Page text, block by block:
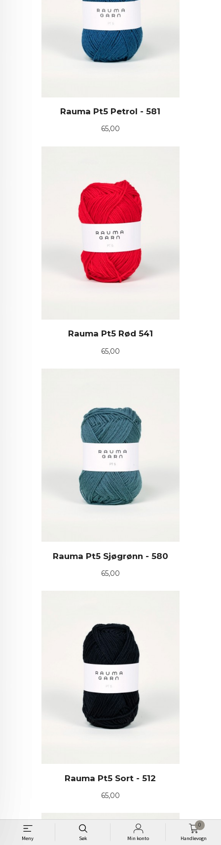
Meny Søk Min konto Handlevogn
0
Rauma Pt5 Petrol - 581
Pris
65,00
Rauma Pt5 Rød 541
Pris
65,00
Rauma Pt5 Sjøgrønn - 580
Pris
65,00
Rauma Pt5 Sort - 512
Pris
65,00